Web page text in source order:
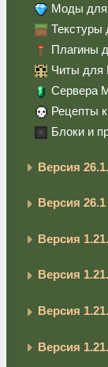
Моды для
Текстуры
Плагины
Читы для
Сервера
Рецепты
Блоки и
Версия
Версия 26.1
Версия
Версия
Версия
Версия